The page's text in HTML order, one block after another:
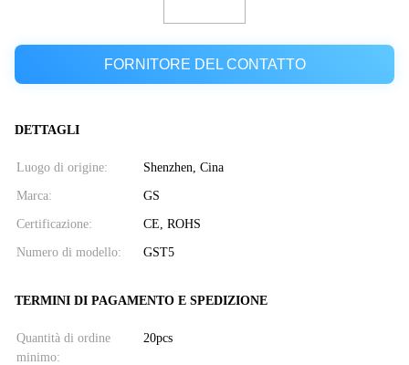
FORNITORE DEL CONTATTO
DETTAGLI
Luogo di origine: Shenzhen, Cina
Marca: GS
Certificazione: CE, ROHS
Numero di modello: GST5
TERMINI DI PAGAMENTO E SPEDIZIONE
Quantità di ordine
minimo:
20pcs